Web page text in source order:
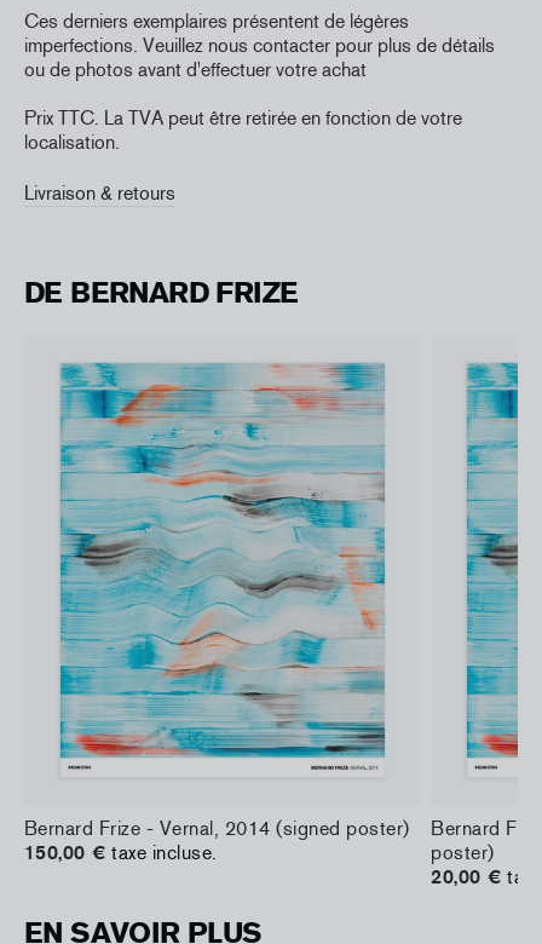
Ces derniers exemplaires présentent de légères
imperfections. Veuillez nous contacter pour plus de détails
ou de photos avant d'effectuer votre achat
Prix TTC. La TVA peut être retirée en fonction de votre
localisation.
Livraison & retours
DE BERNARD FRIZE
Bernard Frize - Vernal, 2014 (signed poster)
150,00 € taxe incluse.
Bernard
poster)
20,00 €
EN SAVOIR PLUS